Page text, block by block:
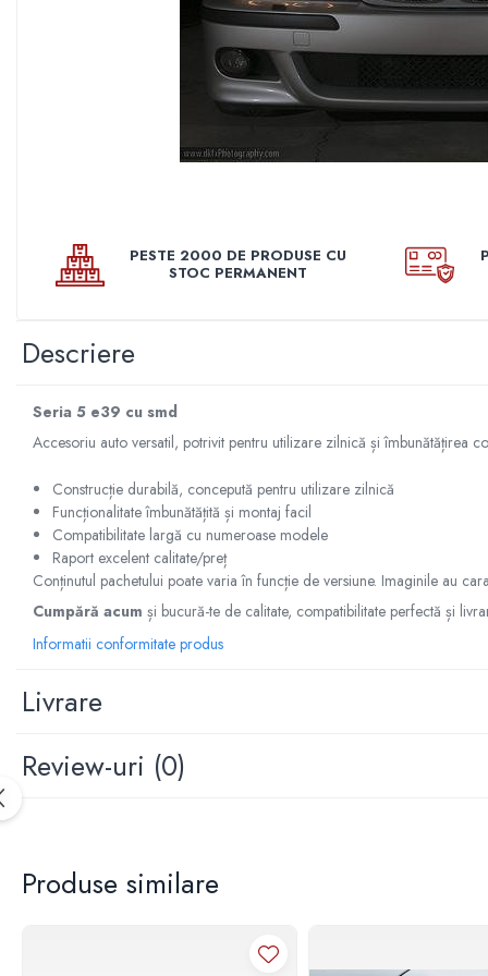
Suspensi auto
Centuri
Diverse accesorii interior
Manson schimbator
Masute de bord
Schimbatoare
Scrumiera
Ventilator
Accesorii remorca
Cupla remorca
Gabarite
Aeroterma auto
PESTE 2000 DE PRODUSE CU
STOC PERMANENT
Descriere
Seria 5 e39 cu smd
Accesoriu auto versatil, potrivit pentru utilizare zilnică și îmbunătățirea
Construcție durabilă, concepută pentru utilizare zilnică
Funcționalitate îmbunătățită și montaj facil
Compatibilitate largă cu numeroase modele
Raport excelent calitate/preț
Conținutul pachetului poate varia în funcție de versiune. Imaginile au
Cumpără acum și bucură-te de calitate, compatibilitate perfectă și
Informatii conformitate produs
Livrare
Review-uri (0)
Produse similare